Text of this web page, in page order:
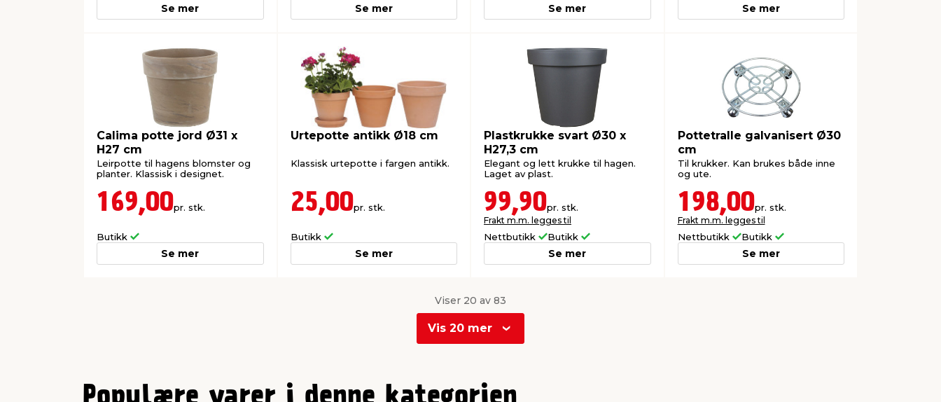
Se mer Se mer Se mer Se mer
Calima potte jord Ø31 x
H27 cm
Leirpotte til hagens blomster og
planter. Klassisk i designet.
169,00pr. stk.
Butikk
Se mer
Urtepotte antikk Ø18 cm
Klassisk urtepotte i fargen antikk.
25,00pr. stk.
Butikk
Se mer
Plastkrukke svart Ø30 x
H27,3 cm
Elegant og lett krukke til hagen.
Laget av plast.
99,90pr. stk.
Frakt m.m. legges til
Nettbutikk Butikk
Se mer
Pottetralle galvanisert Ø30
cm
Til krukker. Kan brukes både inne
og ute.
198,00pr. stk.
Frakt m.m. legges til
Nettbutikk Butikk
Se mer
Viser 20 av 83
Vis 20 mer
2